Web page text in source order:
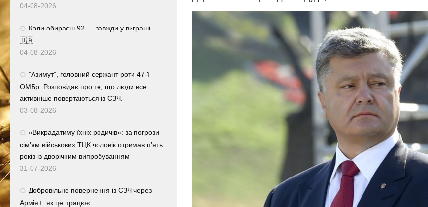
04-08-2026
Коли обираєш 92 — завжди у виграші.
🇺🇦
04-08-2026
⁨”Азимут”, головний сержант роти 47-ї
ОМБр. Розповідає про те, що люди все
активніше повертаються із СЗЧ.
03-08-2026
«Викрадатиму їхніх родичів»: за погрози
сім’ям військових ТЦК чоловік отримав п’ять
років із дворічним випробуванням
31-07-2026
Добровільне повернення із СЗЧ через
Армія+: як це працює